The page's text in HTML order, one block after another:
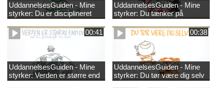
UddannelsesGuiden - Mine
styrker: Du er disciplineret
UddannelsesGuiden - Mine
styrker: Du tænker på
fællesskabet
00:41
UddannelsesGuiden - Mine
styrker: Verden er større end
dig og du bidrager til den
00:38
UddannelsesGuiden - Mine
styrker: Du tør være dig selv